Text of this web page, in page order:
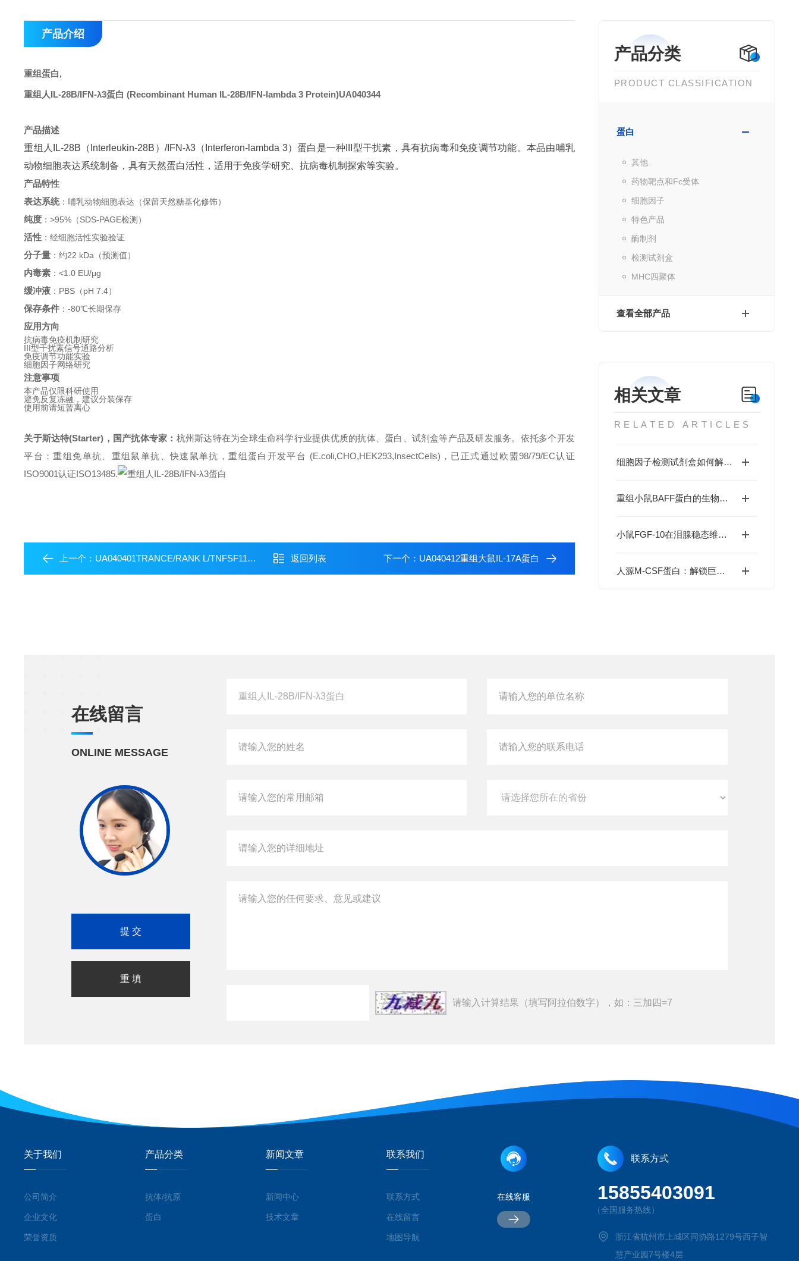
产品分类
PRODUCT CLASSIFICATION
蛋白
其他.
药物靶点和Fc受体
细胞因子
特色产品
酶制剂
检测试剂盒
MHC四聚体
查看全部产品
相关文章
RELATED ARTICLES
细胞因子检测试剂盒如何解码免疫调控网络？
重组小鼠BAFF蛋白的生物学特性及科研应用价值
小鼠FGF-10在泪腺稳态维持与干眼症干预中的价值
人源M-CSF蛋白：解锁巨噬细胞研究与肿瘤免疫的科研密钥
产品介绍
重组蛋白,
重组人IL-28B/IFN-λ3蛋白 (Recombinant Human IL-28B/IFN-lambda 3 Protein)UA040344
产品描述
重组人IL-28B（Interleukin-28B）/IFN-λ3（Interferon-lambda 3）蛋白是一种III型干扰素，具有抗病毒和免疫调节功能。本品由哺乳
动物细胞表达系统制备，具有天然蛋白活性，适用于免疫学研究、抗病毒机制探索等实验。
产品特性
表达系统：哺乳动物细胞表达（保留天然糖基化修饰）
纯度 ：>95%（SDS-PAGE检测）
活性 ：经细胞活性实验验证
分子量 ：约22 kDa（预测值）
内毒素 ：<1.0 EU/μg
缓冲液 ：PBS（pH 7.4）
保存条件 ：-80℃长期保存
应用方向
抗病毒免疫机制研究
III型干扰素信号通路分析
免疫调节功能实验
细胞因子网络研究
注意事项
本产品仅限科研使用
避免反复冻融，建议分装保存
使用前请短暂离心
关于斯达特(Starter)，国产抗体专家： 杭州斯达特在为全球生命科学行业提供优质的抗体、蛋白、试剂盒等产品及研发服务。依托多个开发
平台：重组免单抗、重组鼠单抗、快速鼠单抗，重组蛋白开发平台 (E.coli,CHO,HEK293,InsectCells)，已正式通过欧盟98/79/EC认证
ISO9001认证ISO13485.
上一个： UA040401TRANCE/RANK L/TNFSF11 (159aa) Protein, Mouse 返回列表 下一个： UA040412重组大鼠IL-17A蛋白
在线留言
ONLINE MESSAGE
请输入计算结果（填写阿拉伯数字），如：三加四=7
关于我们
公司简介
企业文化
荣誉资质
产品分类
抗体/抗原
蛋白
新闻文章
新闻中心
技术文章
联系我们
联系方式
在线留言
地图导航
在线客服
联系方式
15855403091
（全国服务热线）
浙江省杭州市上城区同协路1279号西子智
慧产业园7号楼4层